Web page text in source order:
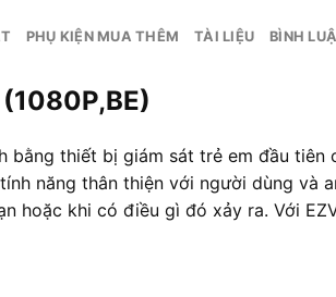
PHỤ KIỆN MUA THÊM TÀI LIỆU BÌNH
thiết bị giám sát trẻ em đầu tiên
năng thân thiện với người dùng và
hoặc khi có điều gì đó xảy ra. Với